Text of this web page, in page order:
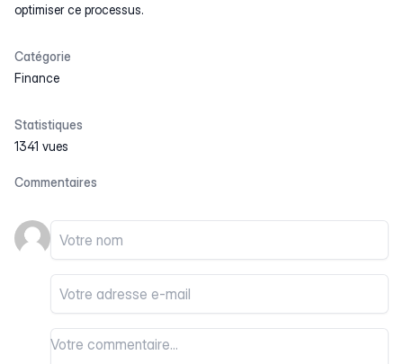
optimiser ce processus.
Catégorie
Finance
Statistiques
1341 vues
Commentaires
Votre nom
Votre email
Votre commentaire
Votre commentaire